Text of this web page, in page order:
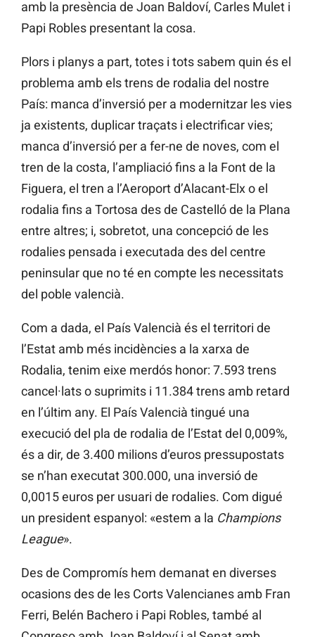
amb la presència de Joan Baldoví, Carles Mulet i
Papi Robles presentant la cosa.
Plors i planys a part, totes i tots sabem quin és el
problema amb els trens de rodalia del nostre
País: manca d’inversió per a modernitzar les vies
ja existents, duplicar traçats i electrificar vies;
manca d’inversió per a fer-ne de noves, com el
tren de la costa, l’ampliació fins a la Font de la
Figuera, el tren a l’Aeroport d’Alacant-Elx o el
rodalia fins a Tortosa des de Castelló de la Plana
entre altres; i, sobretot, una concepció de les
rodalies pensada i executada des del centre
peninsular que no té en compte les necessitats
del poble valencià.
Com a dada, el País Valencià és el territori de
l’Estat amb més incidències a la xarxa de
Rodalia, tenim eixe merdós honor: 7.593 trens
cancel·lats o suprimits i 11.384 trens amb retard
en l’últim any. El País Valencià tingué una
execució del pla de rodalia de l’Estat del 0,009%,
és a dir, de 3.400 milions d’euros pressupostats
se n’han executat 300.000, una inversió de
0,0015 euros per usuari de rodalies. Com digué
un president espanyol: «estem a la Champions
League».
Des de Compromís hem demanat en diverses
ocasions des de les Corts Valencianes amb Fran
Ferri, Belén Bachero i Papi Robles, també al